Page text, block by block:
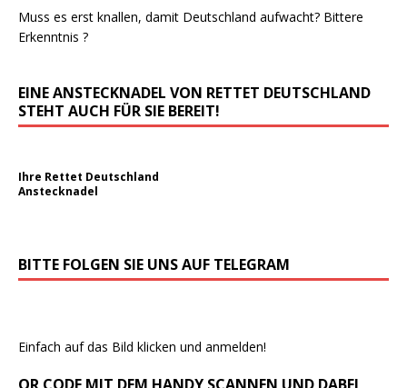
Muss es erst knallen, damit Deutschland aufwacht? Bittere
Erkenntnis ?
EINE ANSTECKNADEL VON RETTET DEUTSCHLAND
STEHT AUCH FÜR SIE BEREIT!
Ihre Rettet Deutschland
Anstecknadel
BITTE FOLGEN SIE UNS AUF TELEGRAM
Einfach auf das Bild klicken und anmelden!